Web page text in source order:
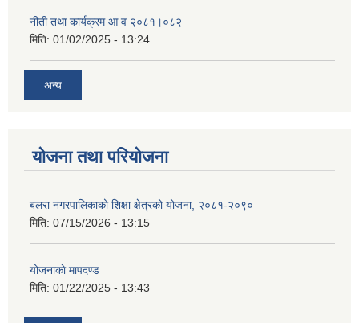
नीती तथा कार्यक्रम आ व २०८१।०८२
मिति: 01/02/2025 - 13:24
अन्य
योजना तथा परियोजना
बलरा नगरपालिकाको शिक्षा क्षेत्रको योजना, २०८१-२०९०
मिति: 07/15/2026 - 13:15
योजनाकाे मापदण्ड
मिति: 01/22/2025 - 13:43